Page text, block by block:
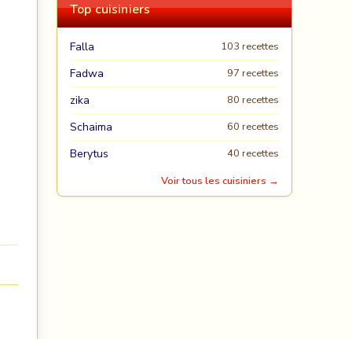
Top cuisiniers
Falla 103 recettes
Fadwa 97 recettes
zika 80 recettes
Schaima 60 recettes
Berytus
40 recettes
Voir tous les cuisiniers →